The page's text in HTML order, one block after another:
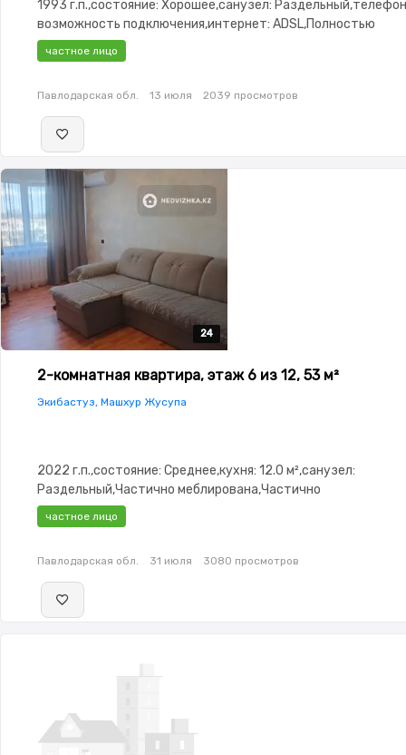
1993 г.п.,состояние: Хорошее,санузел:
возможность подключения,интернет: ADSL,Полностью
меблирована,Полностью меблирована,паркинг: Рядом
стоянка,Домофон,Видеонаблюдение,Пластиковые
частное лицо
Павлодарская обл. 13 июля 2039 просмотров
24
24
24
24
24
2-комнатная квартира, этаж 6 из 12, 53 м²
Экибастуз, Машхур Жусупа
2022 г.п.,состояние: Среднее,кухня: 12.0 м²,санузел:
Раздельный,Частично меблирована,Частично
меблирована,Домофон,Видеонаблюдение,Пластиковые
окна,Неугловая,Улучшенная,Комнаты изолированы,Новая
частное лицо
Павлодарская обл. 31 июля 3080 просмотров